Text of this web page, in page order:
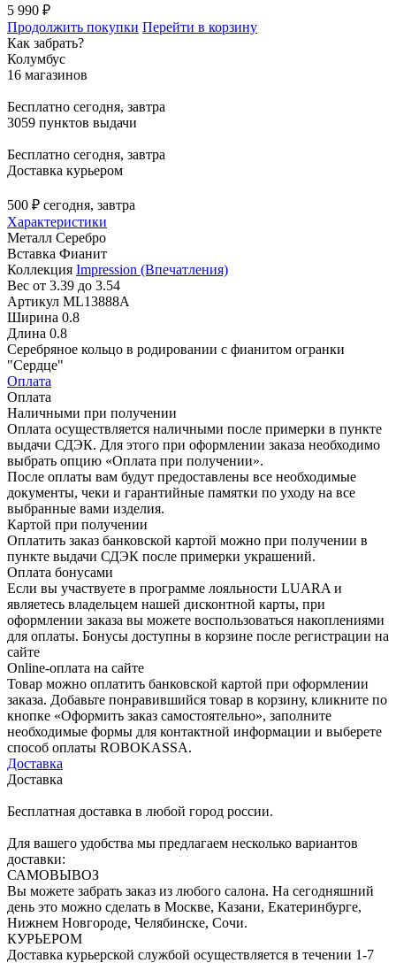
5 990 ₽
Продолжить покупки Перейти в корзину
Как забрать?
Колумбус
16 магазинов
Бесплатно сегодня, завтра
3059 пунктов выдачи
Бесплатно сегодня, завтра
Доставка курьером
500 ₽ сегодня, завтра
Характеристики
Металл Серебро
Вставка Фианит
Коллекция Impression (Впечатления)
Вес от 3.39 до 3.54
Артикул ML13888A
Ширина 0.8
Длина 0.8
Серебряное кольцо в родировании с фианитом огранки
"Сердце"
Оплата
Оплата
Наличными при получении
Оплата осуществляется наличными после примерки в пункте
выдачи СДЭК. Для этого при оформлении заказа необходимо
выбрать опцию «Оплата при получении».
После оплаты вам будут предоставлены все необходимые
документы, чеки и гарантийные памятки по уходу на все
выбранные вами изделия.
Картой при получении
Оплатить заказ банковской картой можно при получении в
пункте выдачи СДЭК после примерки украшений.
Оплата бонусами
Если вы участвуете в программе лояльности LUARA и
являетесь владельцем нашей дисконтной карты, при
оформлении заказа вы можете воспользоваться накоплениями
для оплаты. Бонусы доступны в корзине после регистрации на
сайте
Online-оплата на сайте
Товар можно оплатить банковской картой при оформлении
заказа. Добавьте понравившийся товар в корзину, кликните по
кнопке «Оформить заказ самостоятельно», заполните
необходимые формы для контактной информации и выберете
способ оплаты ROBOKASSA.
Доставка
Доставка
Бесплатная доставка в любой город россии.
Для вашего удобства мы предлагаем несколько вариантов
доставки:
САМОВЫВОЗ
Вы можете забрать заказ из любого салона. На сегодняшний
день это можно сделать в Москве, Казани, Екатеринбурге,
Нижнем Новгороде, Челябинске, Сочи.
КУРЬЕРОМ
Доставка курьерской службой осуществляется в течении 1-7